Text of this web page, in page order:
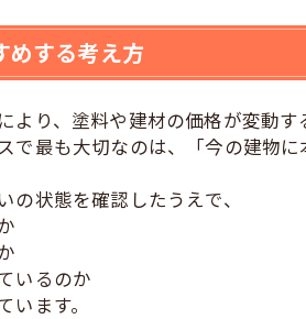
めする考え方
より、塗料や建材の価格が変動す
で最も大切なのは、「今の建物
の状態を確認したうえで、
いるのか
ます。